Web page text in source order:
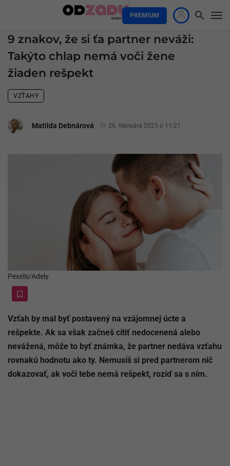
PREMIUM
9 znakov, že si ťa partner neváži:
Takýto chlap nemá voči žene
žiaden rešpekt
VZŤAHY
Matilda Debnárová 26. februára 2025 o 11:21
Pexels/Adely
Vzťah by mal byť postavený na vzájomnej úcte a
rešpekte. Ak sa však začneš cítiť nedocenená alebo
nevážená, môže to byť známka, že partner nedáva vzťahu
rovnakú hodnotu ako ty. Nemusíš si pred partnerom nič
dokazovať, ak voči tebe nemá rešpekt, rozíď sa s ním.